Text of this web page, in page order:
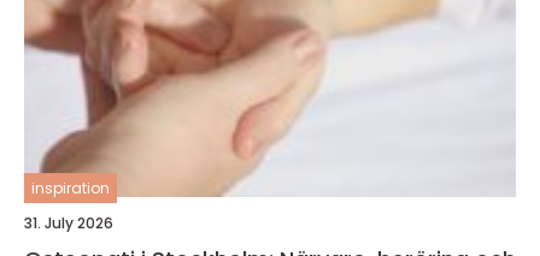
inspiration
31. July 2026